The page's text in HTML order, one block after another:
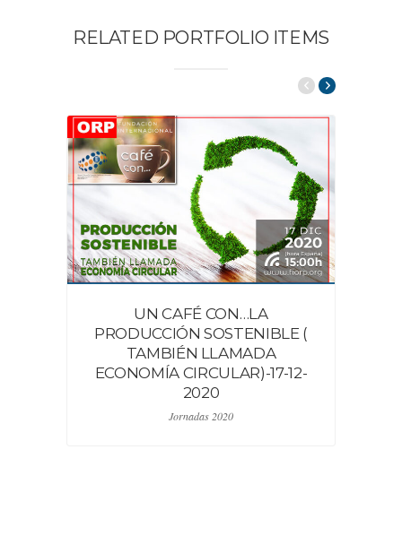
RELATED PORTFOLIO ITEMS
UN CAFÉ CON…LA
PRODUCCIÓN SOSTENIBLE (
TAMBIÉN LLAMADA
ECONOMÍA CIRCULAR)-17-12-
2020
Jornadas 2020